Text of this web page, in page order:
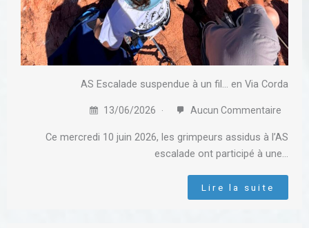
AS Escalade suspendue à un fil… en Via Corda
13/06/2026 Aucun Commentaire
Ce mercredi 10 juin 2026, les grimpeurs assidus à l’AS
escalade ont participé à une…
Lire la suite